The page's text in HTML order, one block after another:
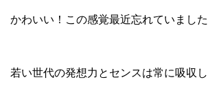
かわいい！この感覚最近忘れていまし
若い世代の発想力とセンスは常に吸収し